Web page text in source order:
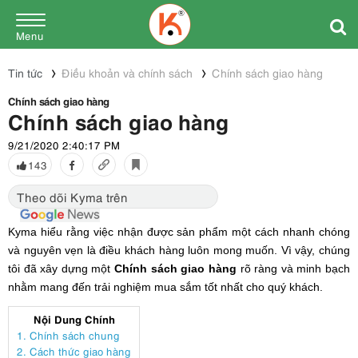
Menu
Tin tức Điều khoản và chính sách
Chính sách giao hàng
Chính sách giao hàng
Chính sách giao hàng
9/21/2020 2:40:17 PM
143
Theo dõi Kyma trên
Kyma hiểu rằng việc nhận được sản phẩm một cách nhanh chóng
và nguyên vẹn là điều khách hàng luôn mong muốn. Vì vậy, chúng
tôi đã xây dựng mộtChính sách giao hàng rõ ràng và minh bạch
nhằm mang đến trải nghiệm mua sắm tốt nhất cho quý khách.
Nội Dung Chính
1. Chính sách chung
2. Cách thức giao hàng